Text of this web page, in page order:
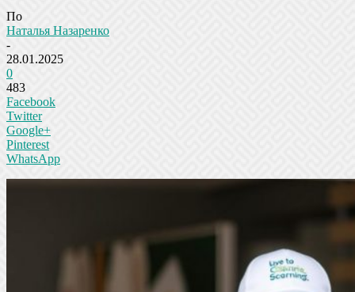
По
Наталья Назаренко
-
28.01.2025
0
483
Facebook
Twitter
Google+
Pinterest
WhatsApp